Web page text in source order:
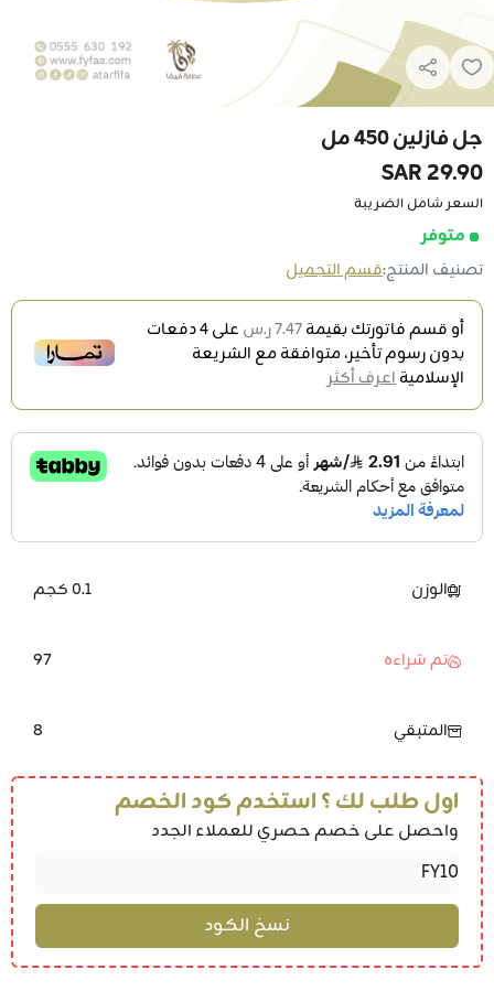
جل فازلين 450 مل
29.90 SAR
السعر شامل الضريبة
متوفر
تصنيف المنتج:قسم التجميل
أو قسم فاتورتك بقيمة7.47 ر.س على4دفعات
بدون رسوم تأخير، متوافقة مع الشريعة
الإسلاميةاعرف أكثر
الوزن 0.1 كجم
تم شراءه 97
المتبقي 8
اول طلب لك ؟ استخدم كود الخصم
واحصل على خصم حصري للعملاء الجدد